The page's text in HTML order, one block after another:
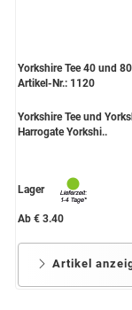
Yorkshire Tee 40 und
Artikel-Nr.: 1120
Yorkshire Tee und
Harrogate Yorkshi..
Lager
Ab € 3.40
Artikel